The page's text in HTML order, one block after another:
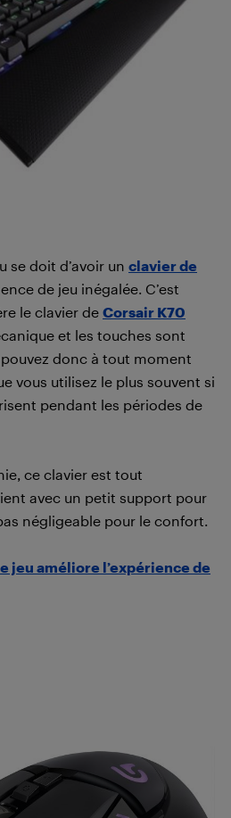
se doit d’avoir un clavier de
de jeu inégalée. C’est
le clavier de Corsair K70
et les touches sont
donc à tout moment
vous utilisez le plus souvent si
pendant les périodes de
ce clavier est tout
avec un petit support pour
négligeable pour le confort.
jeu améliore l’expérience de